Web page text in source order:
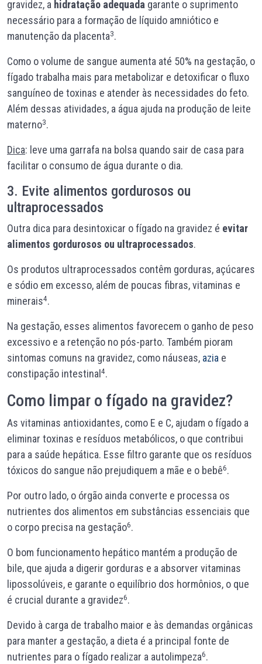
gravidez, a hidratação adequada garante o suprimento
necessário para a formação de líquido amniótico e
manutenção da placenta3.
Como o volume de sangue aumenta até 50% na gestação, o
fígado trabalha mais para metabolizar e detoxificar o fluxo
sanguíneo de toxinas e atender às necessidades do feto.
Além dessas atividades, a água ajuda na produção de leite
materno3.
Dica: leve uma garrafa na bolsa quando sair de casa para
facilitar o consumo de água durante o dia.
3. Evite alimentos gordurosos ou
ultraprocessados
Outra dica para desintoxicar o fígado na gravidez é evitar
alimentos gordurosos ou ultraprocessados.
Os produtos ultraprocessados contêm gorduras, açúcares
e sódio em excesso, além de poucas fibras, vitaminas e
minerais4.
Na gestação, esses alimentos favorecem o ganho de peso
excessivo e a retenção no pós-parto. Também pioram
sintomas comuns na gravidez, como náuseas, azia e
constipação intestinal 4.
Como limpar o fígado na gravidez?
As vitaminas antioxidantes, como E e C, ajudam o fígado a
eliminar toxinas e resíduos metabólicos, o que contribui
para a saúde hepática. Esse filtro garante que os resíduos
tóxicos do sangue não prejudiquem a mãe e o bebê6.
Por outro lado, o órgão ainda converte e processa os
nutrientes dos alimentos em substâncias essenciais que
o corpo precisa na gestação6.
O bom funcionamento hepático mantém a produção de
bile, que ajuda a digerir gorduras e a absorver vitaminas
lipossolúveis, e garante o equilíbrio dos hormônios, o que
é crucial durante a gravidez6.
Devido à carga de trabalho maior e às demandas orgânicas
para manter a gestação, a dieta é a principal fonte de
nutrientes para o fígado realizar a autolimpeza6.